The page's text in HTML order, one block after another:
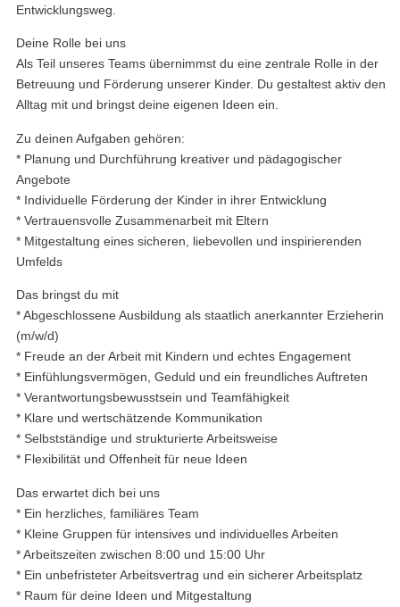
Entwicklungsweg.
Deine Rolle bei uns
Als Teil unseres Teams übernimmst du eine zentrale Rolle in der
Betreuung und Förderung unserer Kinder. Du gestaltest aktiv den
Alltag mit und bringst deine eigenen Ideen ein.
Zu deinen Aufgaben gehören:
* Planung und Durchführung kreativer und pädagogischer
Angebote
* Individuelle Förderung der Kinder in ihrer Entwicklung
* Vertrauensvolle Zusammenarbeit mit Eltern
* Mitgestaltung eines sicheren, liebevollen und inspirierenden
Umfelds
Das bringst du mit
* Abgeschlossene Ausbildung als staatlich anerkannter Erzieherin
(m/w/d)
* Freude an der Arbeit mit Kindern und echtes Engagement
* Einfühlungsvermögen, Geduld und ein freundliches Auftreten
* Verantwortungsbewusstsein und Teamfähigkeit
* Klare und wertschätzende Kommunikation
* Selbstständige und strukturierte Arbeitsweise
* Flexibilität und Offenheit für neue Ideen
Das erwartet dich bei uns
* Ein herzliches, familiäres Team
* Kleine Gruppen für intensives und individuelles Arbeiten
* Arbeitszeiten zwischen 8:00 und 15:00 Uhr
* Ein unbefristeter Arbeitsvertrag und ein sicherer Arbeitsplatz
* Raum für deine Ideen und Mitgestaltung